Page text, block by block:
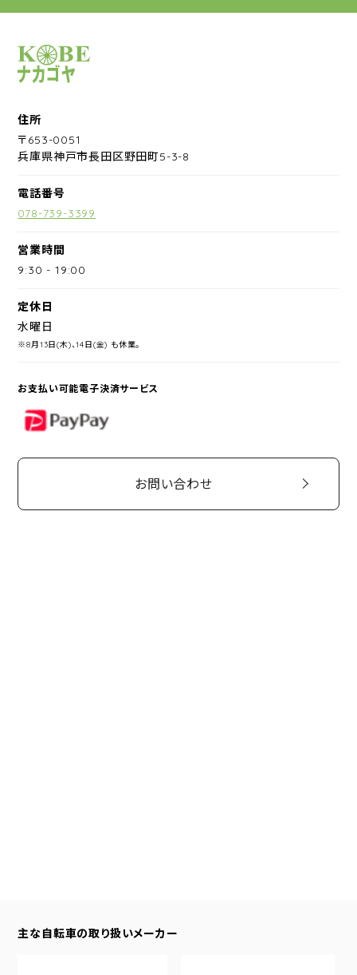
サイクルショップナカゴヤ
住所
〒653-0051
兵庫県神戸市長田区野田町5-3-8
電話番号
078-739-3399
営業時間
9:30 -19:00
定休日
水曜日
※8月13日(木)、14日(金) も休業。
お支払い可能電子決済サービス
PayPay
お問い合わせ
主な自転車の取り扱いメーカー